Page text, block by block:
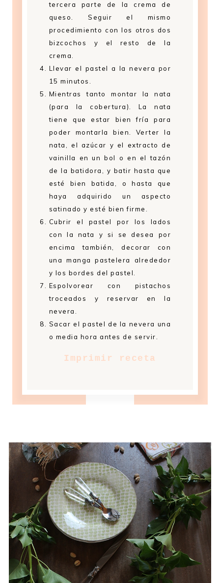
tercera parte de la crema de
queso. Seguir el mismo
procedimiento con los otros dos
bizcochos y el resto de la
crema.
Llevar el pastel a la nevera por
15 minutos.
Mientras tanto montar la nata
(para la cobertura). La nata
tiene que estar bien fría para
poder montarla bien. Verter la
nata, el azúcar y el extracto de
vainilla en un bol o en el tazón
de la batidora, y batir hasta que
esté bien batida, o hasta que
haya adquirido un aspecto
satinado y esté bien firme.
Cubrir el pastel por los lados
con la nata y si se desea por
encima también, decorar con
una manga pastelera alrededor
y los bordes del pastel.
Espolvorear con pistachos
troceados y reservar en la
nevera.
Sacar el pastel de la nevera una
o media hora antes de servir.
Imprimir receta